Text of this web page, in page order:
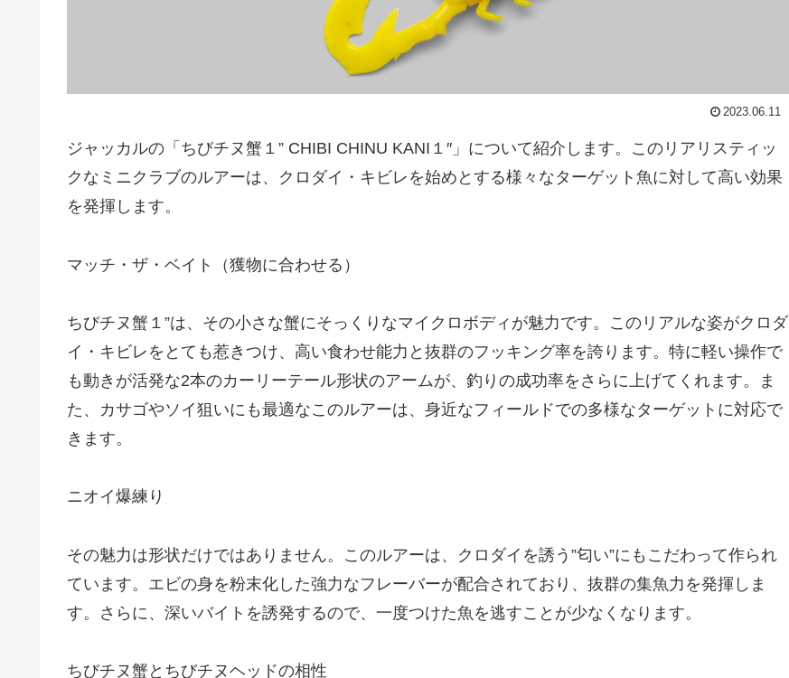
2023.06.11
ジャッカルの「ちびチヌ蟹１” CHIBI CHINU KANI１″」について紹介します。このリアリスティッ
クなミニクラブのルアーは、クロダイ・キビレを始めとする様々なターゲット魚に対して高い効果
を発揮します。
マッチ・ザ・ベイト（獲物に合わせる）
ちびチヌ蟹１”は、その小さな蟹にそっくりなマイクロボディが魅力です。このリアルな姿がクロダ
イ・キビレをとても惹きつけ、高い食わせ能力と抜群のフッキング率を誇ります。特に軽い操作で
も動きが活発な2本のカーリーテール形状のアームが、釣りの成功率をさらに上げてくれます。ま
た、カサゴやソイ狙いにも最適なこのルアーは、身近なフィールドでの多様なターゲットに対応で
きます。
ニオイ爆練り
その魅力は形状だけではありません。このルアーは、クロダイを誘う”匂い”にもこだわって作られ
ています。エビの身を粉末化した強力なフレーバーが配合されており、抜群の集魚力を発揮しま
す。さらに、深いバイトを誘発するので、一度つけた魚を逃すことが少なくなります。
ちびチヌ蟹とちびチヌヘッドの相性